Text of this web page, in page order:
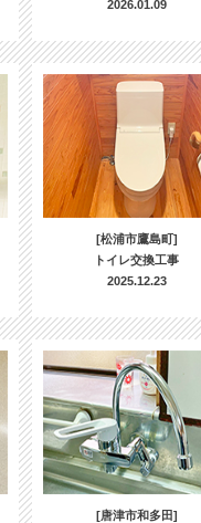
2026.01.09
[松浦市鷹島町]
トイレ交換工事
2025.12.23
[唐津市和多田]